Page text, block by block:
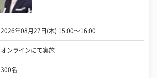
2026年08月27日(木) 15:00〜16:00
オンラインにて実施
300名